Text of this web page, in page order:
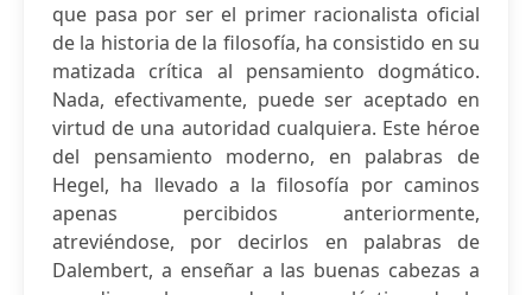
que pasa por ser el primer racionalista oficial
de la historia de la filosofía, ha consistido en su
matizada crítica al pensamiento dogmático.
Nada, efectivamente, puede ser aceptado en
virtud de una autoridad cualquiera. Este héroe
del pensamiento moderno, en palabras de
Hegel, ha llevado a la filosofía por caminos
apenas percibidos anteriormente,
atreviéndose, por decirlos en palabras de
Dalembert, a enseñar a las buenas cabezas a